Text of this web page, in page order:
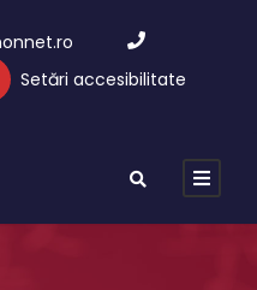
Setări accesibilitate